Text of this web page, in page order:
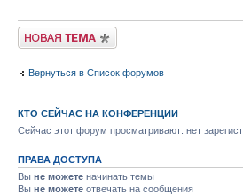
Новая тема
Вернуться в Список форумов
КТО СЕЙЧАС НА КОНФЕРЕНЦИИ
Сейчас этот форум просматривают: нет
ПРАВА ДОСТУПА
Вы не можете начинать темы
Вы не можете отвечать на сообщения